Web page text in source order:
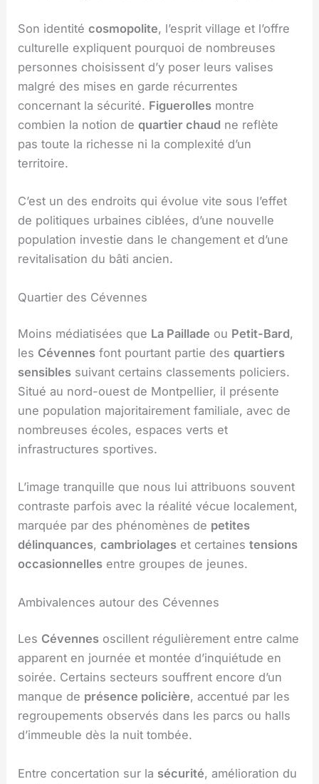
Son identitécosmopolite, l’esprit village et l’offre
culturelle expliquent pourquoi de nombreuses
personnes choisissent d’y poser leurs valises
malgré des mises en garde récurrentes
concernant la sécurité. Figuerolles montre
combien la notion dequartier chaud ne reflète
pas toute la richesse ni la complexité d’un
territoire.
C’est un des endroits qui évolue vite sous l’effet
de politiques urbaines ciblées, d’une nouvelle
population investie dans le changement et d’une
revitalisation du bâti ancien.
Quartier des Cévennes
Moins médiatisées que La Paillade ou Petit-Bard,
les Cévennes font pourtant partie desquartiers
sensibles suivant certains classements policiers.
Situé au nord-ouest de Montpellier, il présente
une population majoritairement familiale, avec de
nombreuses écoles, espaces verts et
infrastructures sportives.
L’image tranquille que nous lui attribuons souvent
contraste parfois avec la réalité vécue localement,
marquée par des phénomènes de petites
délinquances,cambriolages et certainestensions
occasionnelles entre groupes de jeunes.
Ambivalences autour des Cévennes
Les Cévennes oscillent régulièrement entre calme
apparent en journée et montée d’inquiétude en
soirée. Certains secteurs souffrent encore d’un
manque de présence policière, accentué par les
regroupements observés dans les parcs ou halls
d’immeuble dès la nuit tombée.
Entre concertation sur la sécurité, amélioration du